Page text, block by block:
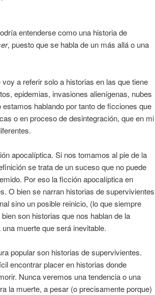
entenderse como una historia de
, puesto que se habla de un más allá o una
a referir solo a historias en las que tiene
epidemias, invasiones alienígenas, nubes
hablando por tanto de ficciones que
o en proceso de desintegración, que en mi
apocalíptica. Si nos tomamos al pie de la
se trata de un suceso que no puede
Por eso la ficción apocalíptica en
O bien se narran historias de supervivientes
sino un posible reinicio, (lo que siempre
son historias que nos hablan de la
muerte que será inevitable.
popular son historias de supervivientes.
encontrar placer en historias donde
Nunca veremos una tendencia o una
la muerte, a pesar (o precisamente porque)